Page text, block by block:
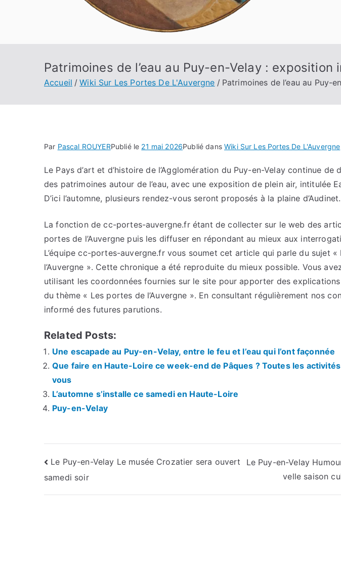
Patrimoines de l’eau au Puy-en-Velay :
Accueil Wiki Sur Les Portes De L'Auvergne Patrimoines de l’eau au Puy-
Par Pascal ROUYERPublié le 21 mai 2026Publié dansWiki Sur Les Portes De L'Auvergne
Le Pays d’art et d’histoire de l’Agglomération du Puy-en-Velay continue
des patrimoines autour de l’eau, avec une exposition de plein air, intitulée
D’ici l’automne, plusieurs rendez-vous seront proposés à la plaine d’Audinet.
La fonction de cc-portes-auvergne.fr étant de collecter sur le web des
portes de l’Auvergne puis les diffuser en répondant au mieux aux
L’équipe cc-portes-auvergne.fr vous soumet cet article qui parle du sujet «
l’Auvergne ». Cette chronique a été reproduite du mieux possible. Vous
utilisant les coordonnées fournies sur le site pour apporter des
du thème « Les portes de l’Auvergne ». En consultant régulièrement nos
informé des futures parutions.
Related Posts:
Une escapade au Puy-en-Velay, entre le feu et l’eau qui l’ont façonnée
Que faire en Haute-Loire ce week-end de Pâques ? Toutes les
vous
L’automne s’installe ce samedi en Haute-Loire
Puy-en-Velay
Navigation
de
Le Puy-en-Velay Le musée Crozatier sera ouvert
samedi soir
Le Puy-en-Velay
velle saison